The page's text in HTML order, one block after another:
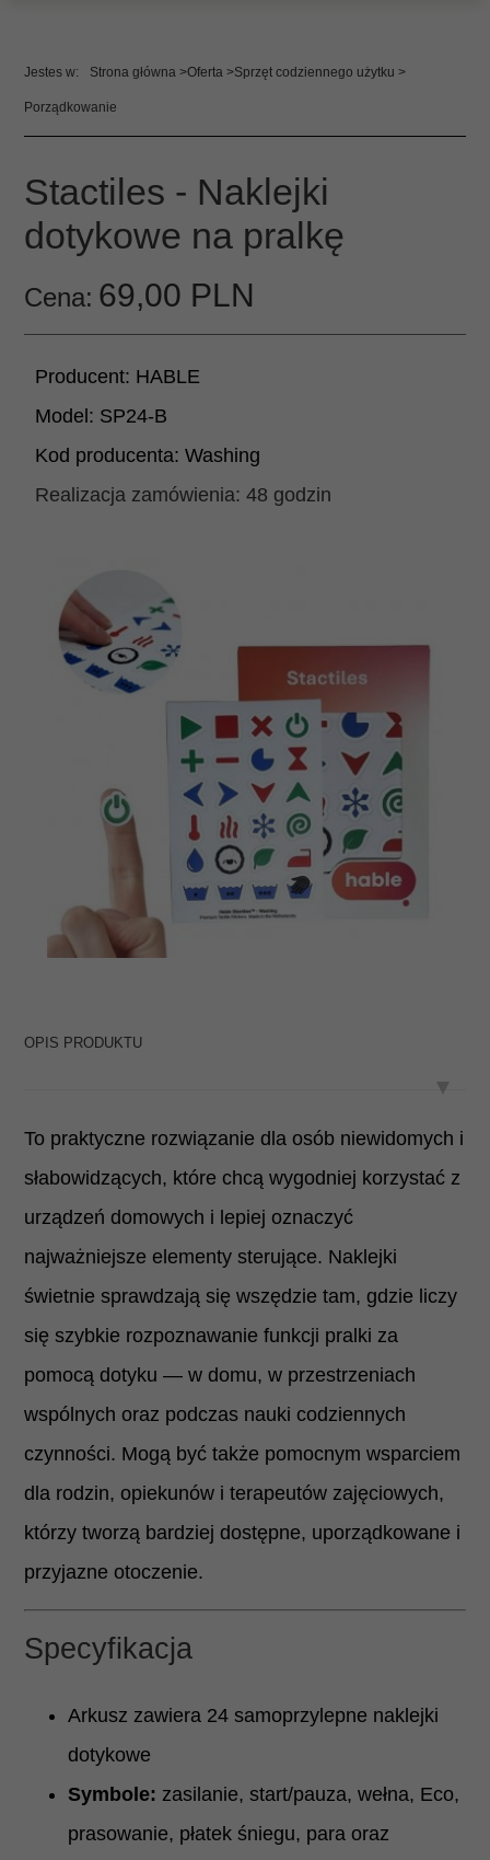
Strona główna Oferta Sprzęt codziennego użytku
Porządkowanie
Stactiles - Naklejki
dotykowe na pralkę
Cena: 69,00 PLN
Producent: HABLE
Model: SP24-B
Kod producenta:Washing
Realizacja zamówienia:48 godzin
OPIS PRODUKTU
To praktyczne rozwiązanie dla osób niewidomych i
słabowidzących, które chcą wygodniej korzystać z
urządzeń domowych i lepiej oznaczyć
najważniejsze elementy sterujące. Naklejki
świetnie sprawdzają się wszędzie tam, gdzie liczy
się szybkie rozpoznawanie funkcji pralki za
pomocą dotyku — w domu, w przestrzeniach
wspólnych oraz podczas nauki codziennych
czynności. Mogą być także pomocnym wsparciem
dla rodzin, opiekunów i terapeutów zajęciowych,
którzy tworzą bardziej dostępne, uporządkowane i
przyjazne otoczenie.
Specyfikacja
Arkusz zawiera 24 samoprzylepne naklejki
dotykowe
Symbole: zasilanie, start/pauza, wełna, Eco,
prasowanie, płatek śniegu, para oraz